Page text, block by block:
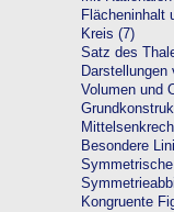
Flächeninhalt
Kreis (7)
Satz des
Darstellungen
Volumen und
Besondere
Kongruente